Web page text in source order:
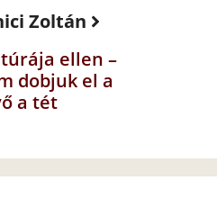
Zoltán
ellen –
dobjuk el a
a tét